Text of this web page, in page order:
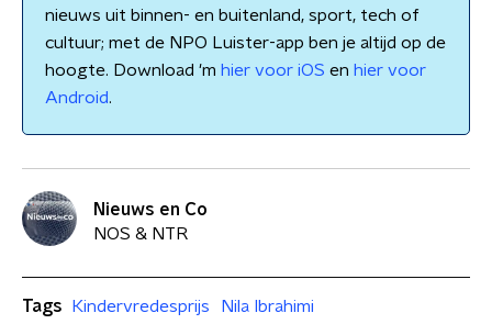
nieuws uit binnen- en buitenland, sport, tech of
cultuur; met de NPO Luister-app ben je altijd op de
hoogte. Download 'm hier voor iOS en hier voor
Android.
Nieuws en Co
NOS & NTR
Tags Kindervredesprijs
Nila Ibrahimi